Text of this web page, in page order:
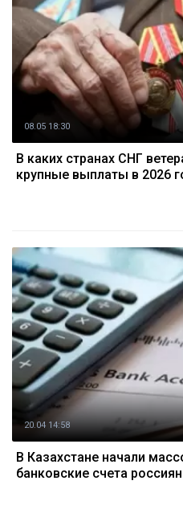
08.05 18:30
В каких странах СНГ
крупные выплаты в 2026
20.04 14:58
В Казахстане начали
банковские счета россиян